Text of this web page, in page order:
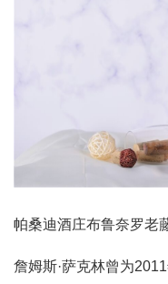
帕桑迪酒庄布鲁奈罗老
詹姆斯·萨克林曾为